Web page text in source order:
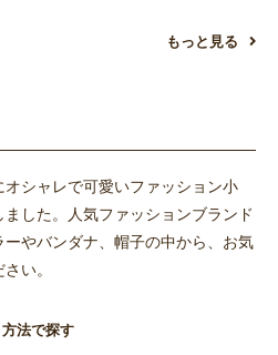
もっと見る
シャレで可愛いファッション小
した。人気ファッションブランド
やバンダナ、帽子の中から、お気
い。
法で探す